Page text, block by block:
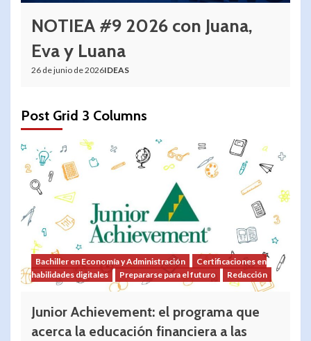
NOTIEA #9 2026 con Juana,
Eva y Luana
26 de junio de 2026IDEAS
Post Grid 3 Columns
Bachiller en Economía y Administración
Certificaciones en
habilidades digitales
Prepararse para el futuro Redacción
Junior Achievement: el programa que
acerca la educación financiera a las